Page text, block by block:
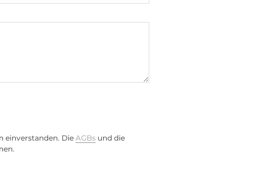
einverstanden. Die AGBs und die